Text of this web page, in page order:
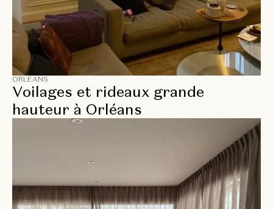
ORLÉANS
Voilages et rideaux grande
hauteur à Orléans